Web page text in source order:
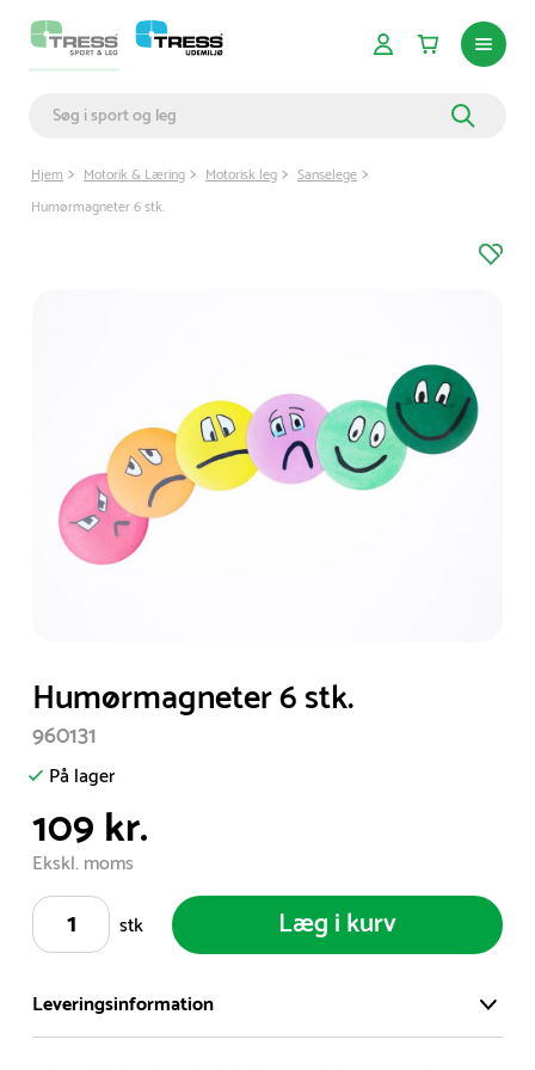
Hjem Motorik & Læring Motorisk leg
Sanselege
Humørmagneter 6 stk.
1
of
1
Humørmagneter 6 stk.
960131
På lager
109 kr.
Ekskl. moms
stk
Læg i kurv
Leveringsinformation